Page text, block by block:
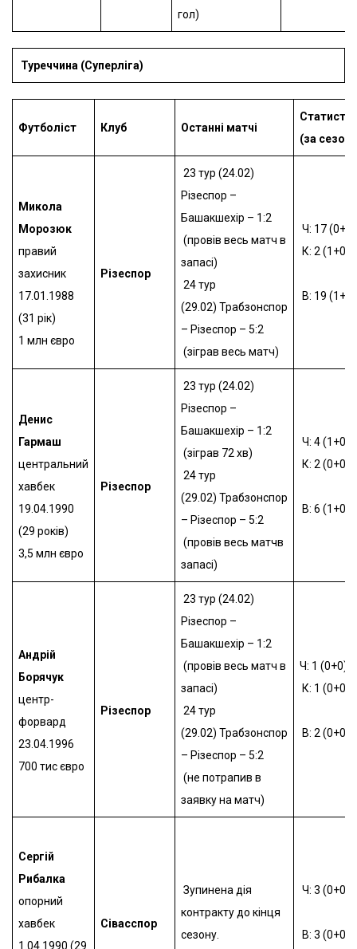
гол)
Туреччина (Суперліга)
Футболіст Клуб Останні матчі
(за сезон)
Микола
Морозюк
правий
захисник
17.01.1988
(31 рік)
1 млн євро
Різеспор
23 тур (24.02)
Різеспор –
Башакшехір – 1:2
(провів весь матч в
запасі)
24 тур
(29.02) Трабзонспор
– Різеспор – 5:2
(зіграв весь матч)
Ч: 17 (0+1)
К: 2 (1+0)
В: 19 (1+1)
Денис
Гармаш
центральний
хавбек
19.04.1990
(29 років)
3,5 млн євро
Різеспор
23 тур (24.02)
Різеспор –
Башакшехір – 1:2
(зіграв 72 хв)
24 тур
(29.02) Трабзонспор
– Різеспор – 5:2
(провів весь матчв
запасі)
Ч: 4 (1+0)
К: 2 (0+0)
В: 6 (1+0)
Андрій
Борячук
центр-
форвард
23.04.1996
700 тис євро
Різеспор
23 тур (24.02)
Різеспор –
Башакшехір – 1:2
(провів весь матч в
запасі)
24 тур
(29.02) Трабзонспор
– Різеспор – 5:2
(не потрапив в
заявку на матч)
Ч: 1 (0+0)
К: 1 (0+0)
В: 2 (0+0)
Сергій
Рибалка
опорний
хавбек
1.04.1990 (29
Сівасспор
Зупинена дія
контракту до кінця
сезону.
Ч: 3 (0+0)
В: 3 (0+0)